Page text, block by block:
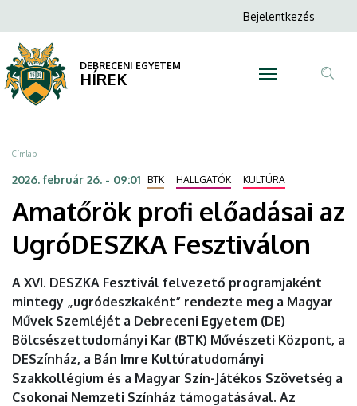
profi
előadásai
UgróDESZKA
Fesztiválon
DEBRECENI
EGYETEM
a
tartalomra
Anonim
menüje
Bejelentkezés
DEBRECENI EGYETEM
HÍREK
Morzsa
Címlap
2026. február 26. - 09:01 BTK HALLGATÓK KULTÚRA
Amatőrök profi előadásai az
UgróDESZKA Fesztiválon
A XVI. DESZKA Fesztivál felvezető programjaként
mintegy „ugródeszkaként” rendezte meg a Magyar
Művek Szemléjét a Debreceni Egyetem (DE)
Bölcsészettudományi Kar (BTK) Művészeti Központ, a
DESzínház, a Bán Imre Kultúratudományi
Szakkollégium és a Magyar Szín-Játékos Szövetség a
Csokonai Nemzeti Színház támogatásával. Az